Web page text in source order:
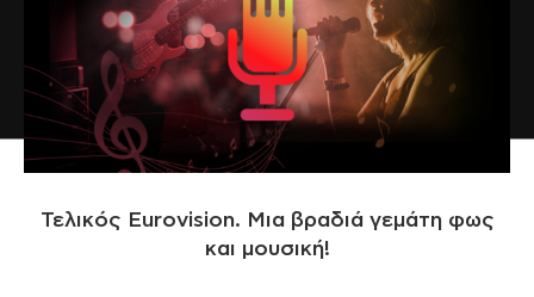
Τελικός Eurovision. Μια βραδιά γεμάτη φως
και μουσική!